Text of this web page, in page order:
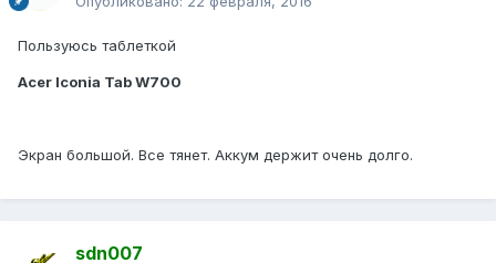
Пользуюсь таблеткой
Acer Iconia Tab W700
Экран большой. Все тянет. Аккум держит очень долго.
sdn007